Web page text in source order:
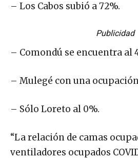
– Los Cabos subió a 72%.
Publicidad
– Comondú se encuentra al
– Mulegé con una ocupación
– Sólo Loreto al 0%.
“La relación de camas
ventiladores ocupados